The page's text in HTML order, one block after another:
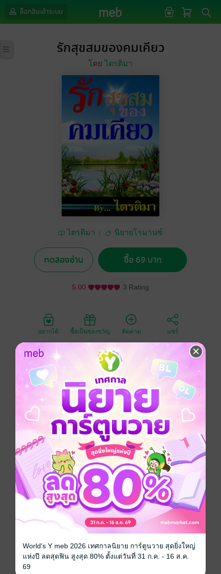
ล็อกอินเข้าระบบ
รักสุขสมของคมเคียว
โดย ไตรติมา
ไตรติมา นิยายโรมานซ์
ทดลองอ่าน ซื้อ 69 บาท
5.00 3 Rating
อยากได้ ซื้อเป็นของขวัญ ติดตาม แชร์
อยากได้เมียเป็นพยาบาล ดันมาเจอสัตวแพทย์สาวเข้าท่า
น่าไล่ปล้ำที่สุด แล้วเธอก็ตกเป็นเมียผมสุขสมใจ แค่คิดว่า
จะทำอะไรกับเมียบ้างก็ฟินแล้ว
ปิดล็อคประตูไม่ให้ใครเข้ามายุ่งไม่ว่าจะเป็นแมวหรือหมา
หน้าไหน
ลากเมียขึ้นนอนเตียงแผ่หลา ชุดนอนกระโปรงสั้นของเธอ
บาง พอมองเห็นรำไรตรงพุ่มปทุมถันสองเต้าเต่งตูมและเม็ด
บัวสีชมพูชูคอล่อตาล่อใจ
ประเภทไฟล์ pdf, epub
วันที่วางขาย 11 เมษายน 2561
ความยาว 152 หน้า (≈ 24,953 คำ)
ราคาปก 109 บาท (ประหยัด 36%)
สนใจเวอร์ชันกระดาษ เชิญทางนี้!
เวอร์ชันกระดาษมีวางขายที่เว็บไซต์สำนัก
World's Y meb 2026 เทศกาลนิยาย การ์ตูนวาย สุดยิ่งใหญ่
แห่งปี ลดสุดฟิน สูงสุด 80% ตั้งแต่วันที่ 31 ก.ค. - 16 ส.ค.
69